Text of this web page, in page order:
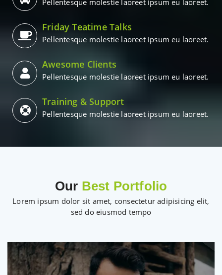
Pellentesque molestie laoreet ipsum eu laoreet.
Friday Teatime Talks
Pellentesque molestie laoreet ipsum eu laoreet.
Awesome Clients
Pellentesque molestie laoreet ipsum eu laoreet.
Training & Support
Pellentesque molestie laoreet ipsum eu laoreet.
Our Best Portfolio
Lorem ipsum dolor sit amet, consectetur adipisicing elit,
sed do eiusmod tempo